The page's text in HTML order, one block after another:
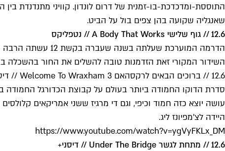
התוססת-ומדכדכת-בו-זמנית של דרום לונדון. קוויני מתנדנדת
שאנגליה שקועה בהן צפים בול על הביט.
12.6 // גוף שלישי A Body That Works // נטפליקס
הדרמה המוערכת
השידור המקורי זאת הזדמנות טובה להשלים את החור בהשכלה
12.6 // ברוכים הבאים לרקסהאם 3 Welcome To Wraxham // דיסני+
היידה לצ'מפיונז ליג.
https://www.youtube.com/watch?v=ygVyFKLx_DM
12.6 // מתחת לגשר Under The Bridge // דיסני+